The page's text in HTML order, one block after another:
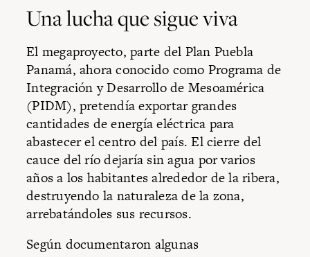
Una lucha que sigue viva
El megaproyecto, parte del Plan Puebla
Panamá, ahora conocido como Programa de
Integración y Desarrollo de Mesoamérica
(PIDM), pretendía exportar grandes
cantidades de energía eléctrica para
abastecer el centro del país. El cierre del
cauce del río dejaría sin agua por varios
años a los habitantes alrededor de la ribera,
destruyendo la naturaleza de la zona,
arrebatándoles sus recursos.
Según documentaron algunas